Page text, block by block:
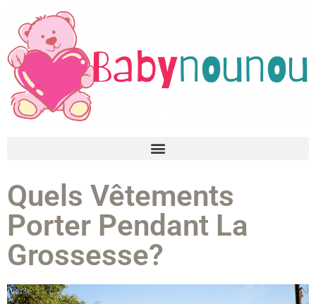
Quels Vêtements
Porter Pendant La
Grossesse?